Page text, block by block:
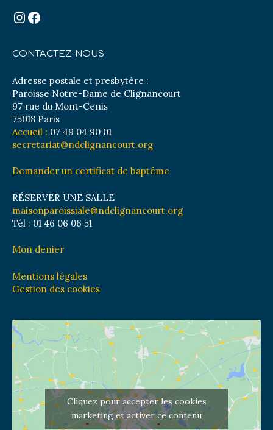
Instagram
Facebook
CONTACTEZ-NOUS
Adresse postale et presbytère :
Paroisse Notre-Dame de Clignancourt
97 rue du Mont-Cenis
75018 Paris
Accueil : 07 49 04 90 01
secretariat@ndclignancourt.org
Demander un certificat de baptême
RÉSERVER UNE SALLE
maisonparoissiale@ndclignancourt.org
Tél : 01 46 06 06 51
Mon denier
Mentions légales
Gestion des cookies
Cliquez pour accepter les cookies
marketing et activer ce contenu